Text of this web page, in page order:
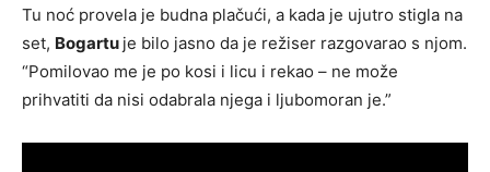
Tu noć provela je budna plačući, a kada je ujutro stigla na
set, Bogartu je bilo jasno da je režiser razgovarao s njom.
“Pomilovao me je po kosi i licu i rekao – ne može
prihvatiti da nisi odabrala njega i ljubomoran je.”